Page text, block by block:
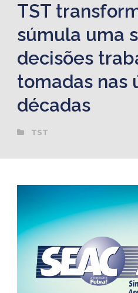
TST
súmula uma
decisões
tomadas nas
décadas
TST